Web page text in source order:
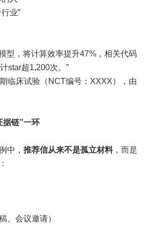
业”
型，将计算效率提升47%，相关代码
star超1,200次。”
临床试验（NCT编号：XXXX），由
据链”一环
中， 推荐信从来不是孤立材料，而是
、会议邀请）